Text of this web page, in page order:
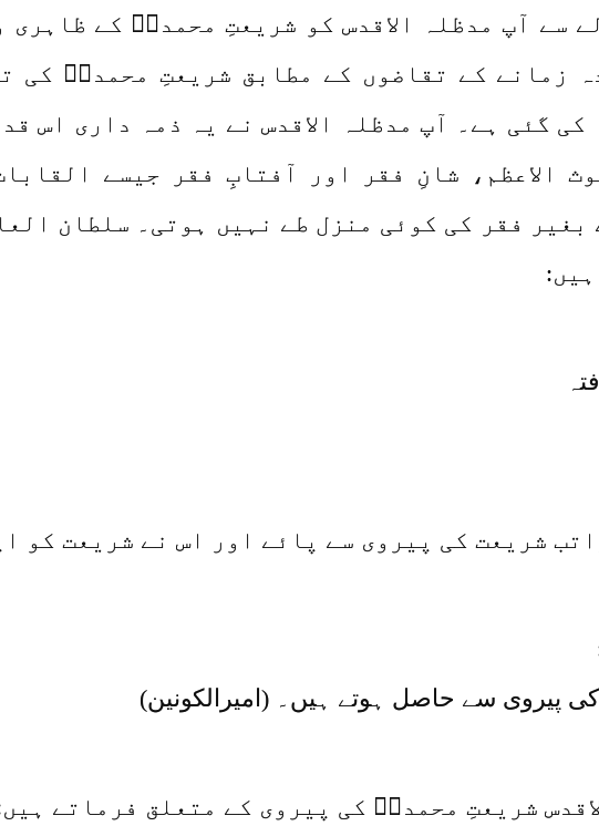
سے آپ مدظلہ الاقدس کو شریعتِ محمدیؐ کے ظاہری
زمانے کے تقاضوں کے مطابق شریعتِ محمدیؐ کی
گئی ہے۔ آپ مدظلہ الاقدس نے یہ ذمہ داری اس
الاعظم، شانِ فقر اور آفتابِ فقر جیسے
فقر کی کوئی منزل طے نہیں ہوتی۔ سلطان
شریعت کی پیروی سے پائے اور اس نے شریعت کو
پیروی سے حاصل ہوتے ہیں۔ (امیرالکونین)
شریعتِ محمدیؐ کی پیروی کے متعلق فرماتے